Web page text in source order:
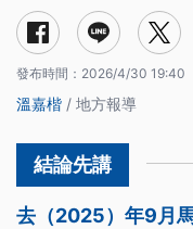
發布時間： 2026/4/30 19:40
溫嘉楷 / 地方報導
去（2025）年9月